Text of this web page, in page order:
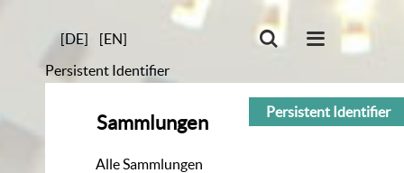
[DE]
[EN]
Persistent Identifier
Sammlungen
Alle Sammlungen
Persistent Identifier